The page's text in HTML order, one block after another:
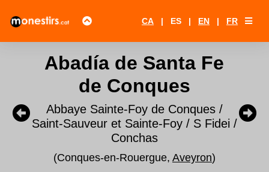
CA | ES | EN | FR
Abadía de Santa Fe
de Conques
Abbaye Sainte-Foy de Conques /
Saint-Sauveur et Sainte-Foy / S Fidei /
Conchas
(Conques-en-Rouergue, Aveyron)